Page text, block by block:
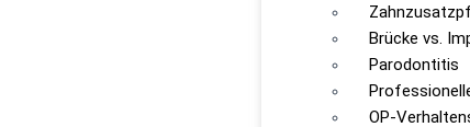
Brücke vs.
Parodontitis
OP-